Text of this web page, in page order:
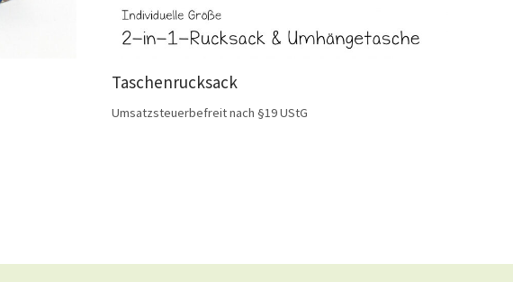
Taschenrucksack
Umsatzsteuerbefreit nach §19 UStG